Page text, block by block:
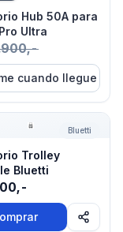
Hub 50A para
Ultra
cuando llegue
Trolley Plegable
Bluetti
Trolley
Bluetti